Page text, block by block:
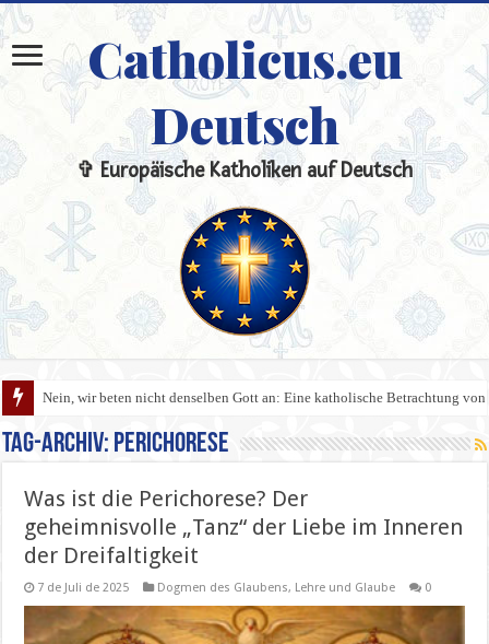
Catholicus.eu
Deutsch
✞ Europäische Katholiken auf Deutsch
Nein, wir beten nicht denselben Gott an: Eine katholische Betrachtung
Tag-Archiv: Perichorese
Was ist die Perichorese? Der
geheimnisvolle „Tanz“ der Liebe im Inneren
der Dreifaltigkeit
7 de Juli de 2025 Dogmen des Glaubens, Lehre und Glaube 0